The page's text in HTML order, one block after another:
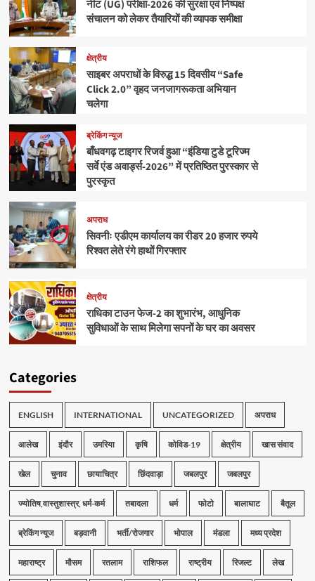
नीट (UG) परीक्षा-2026 की सुरक्षा एवं निष्पक्ष
संचालन को लेकर तैयारियों की व्यापक समीक्षा
क्षेत्रीय
साइबर अपराधों के विरुद्ध 15 दिवसीय “Safe
Click 2.0” वृहद जनजागरूकता अभियान
चलेगा
ब्रेकिंग न्यूज
बाँधवगढ़ टाइगर रिजर्व हुआ “इंडिया टुडे टूरिज्म
सर्वे एंड अवार्ड्स-2026” में प्रतिष्ठित पुरस्कार से
पुरस्कृत
अपराध
सिवनीः एडीएम कार्यालय का रीडर 20 हजार रुपये
रिश्वत लेते रंगे हाथों गिरफ्तार
क्षेत्रीय
राधिका टाउन फेज-2 का शुभारंभ, आधुनिक
सुविधाओं के साथ मिलेगा सपनों के घर का अवसर
Categories
ENGLISH INTERNATIONAL UNCATEGORIZED अपराध
आलेख इंदौर उमरिया कृषि कोविड-19 क्षेत्रीय खास संवाद
खेल चुनाव छायाचित्र छिंदवाड़ा जबलपुर जबलपुर
ज्योतिष,वास्तुशास्त्र, धर्म-कर्म तबादला धर्म फोटो बालाघाट बैतूल
ब्रेकिंग न्यूज बड़वानी भर्ती/रोजगार भोपाल मंडला मध्य प्रदेश
महाराष्ट्र मौसम रतलाम राशिफल राष्ट्रीय रिजल्ट लेख